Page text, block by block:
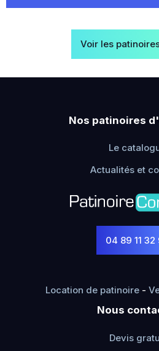
Voir les
Nos patinoires
Le
Actualités et
04 89 11 32
Location de patinoire-
Nous
Devis